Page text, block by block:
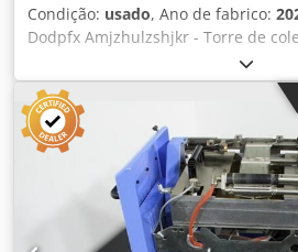
Condição: usado, Ano de fabrico:
Dodpfx Amjzhulzshjkr - Torre de
VAC-600Hc Torre de coleta -
touchscreen colorido - Modelo:
- Prevenção de falhas:
incorreta, alimentação dupla e
Opções de memória: 9 posições de
trabalhos repetitivos -
gavetas) - Controle remoto: sem
duplo (operação contínua) -
- Programa para confecção de